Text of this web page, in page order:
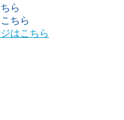
ら
ちら
はこちら